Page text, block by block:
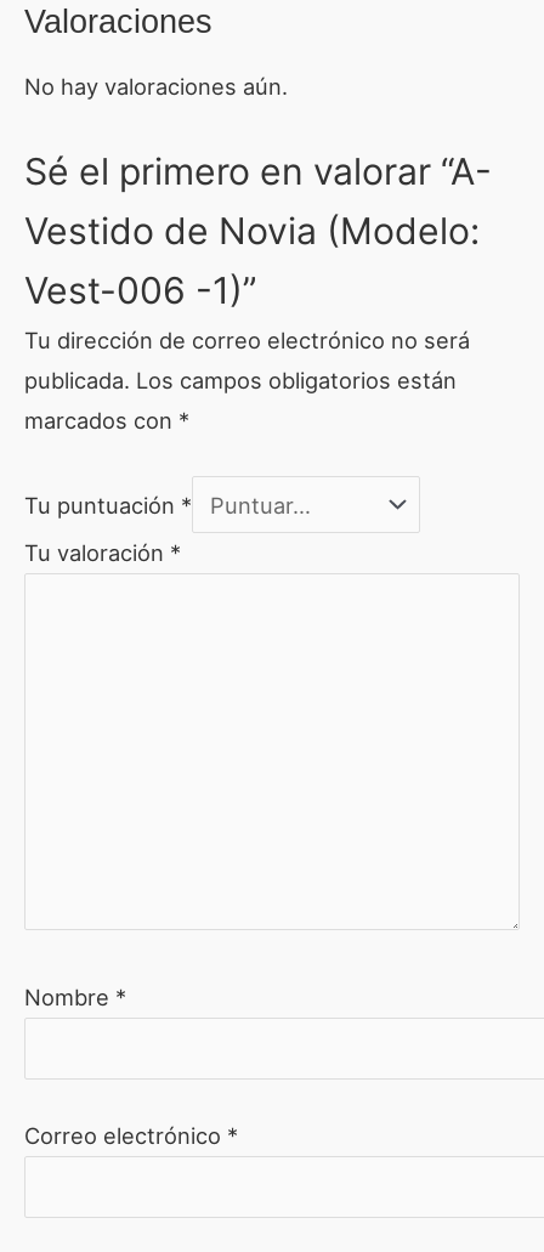
Valoraciones
No hay valoraciones aún.
Sé el primero en valorar “A-
Vestido de Novia (Modelo:
Vest-006 -1)”
Tu dirección de correo electrónico no será
publicada. Los campos obligatorios están
marcados con *
Tu puntuación *
Tu valoración *
Nombre *
Correo electrónico *